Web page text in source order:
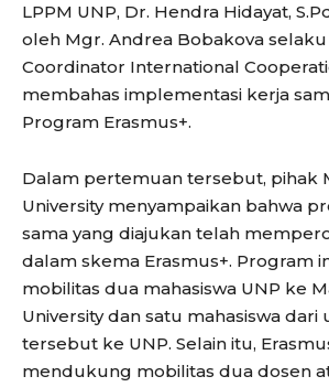
LPPM UNP, Dr. Hendra Hidayat,
oleh Mgr. Andrea Bobakova selaku
Coordinator International
membahas implementasi kerja
Program Erasmus+.
Dalam pertemuan tersebut, pihak
University menyampaikan bahwa
sama yang diajukan telah
dalam skema Erasmus+. Program
mobilitas dua mahasiswa UNP ke
University dan satu mahasiswa dari
tersebut ke UNP. Selain itu,
mendukung mobilitas dua dosen